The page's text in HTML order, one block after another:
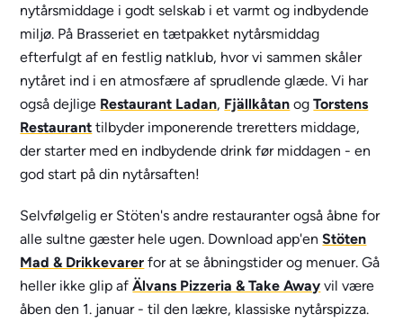
nytårsmiddage i godt selskab i et varmt og indbydende
miljø. På Brasseriet en tætpakket nytårsmiddag
efterfulgt af en festlig natklub, hvor vi sammen skåler
nytåret ind i en atmosfære af sprudlende glæde. Vi har
også dejlige Restaurant Ladan, Fjällkåtan ogTorstens
Restaurant tilbyder imponerende treretters middage,
der starter med en indbydende drink før middagen - en
god start på din nytårsaften!
Selvfølgelig er Stöten's andre restauranter også åbne for
alle sultne gæster hele ugen. Download app'enStöten
Mad & Drikkevarer for at se åbningstider og menuer. Gå
heller ikke glip afÄlvans Pizzeria & Take Away vil være
åben den 1. januar - til den lækre, klassiske nytårspizza.